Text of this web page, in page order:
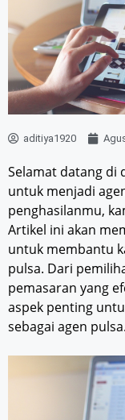
aditiya1920
Selamat datang di
untuk menjadi
penghasilanmu,
Artikel ini akan
untuk membantu
pulsa. Dari
pemasaran yang
aspek penting
sebagai agen pulsa.